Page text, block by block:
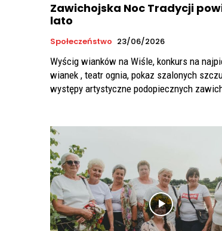
Zawichojska Noc Tradycji
lato
Społeczeństwo 23/06/2026
Wyścig wianków na Wiśle, konkurs na
wianek , teatr ognia, pokaz szalonych
występy artystyczne podopiecznych